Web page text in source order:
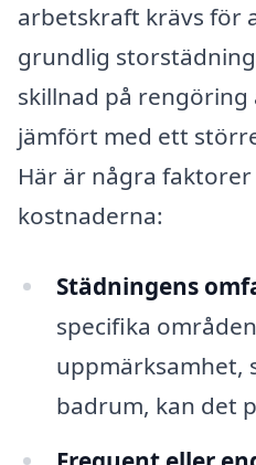
arbetskraft krävs för
grundlig
skillnad på
jämfört med ett
Här är några
kostnaderna:
Städningens
specifika
uppmärksamhet,
badrum, kan det